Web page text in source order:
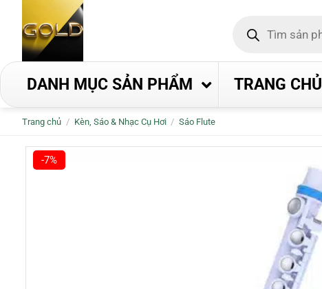
dung
kiếm
DANH MỤC SẢN PHẨM TRANG CHỦ
Trang chủ / Kèn, Sáo & Nhạc Cụ Hơi / Sáo Flute
-7%